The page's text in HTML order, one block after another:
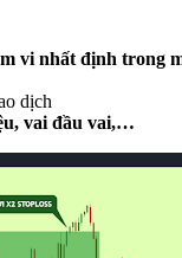
vi nhất định trong
dịch
vai đầu vai,…